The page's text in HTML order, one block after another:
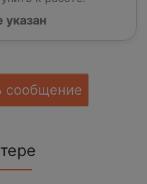
указан
сообщение